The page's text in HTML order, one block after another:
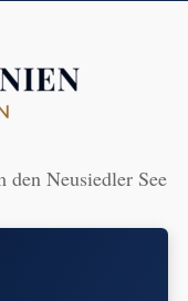
Neusiedler See